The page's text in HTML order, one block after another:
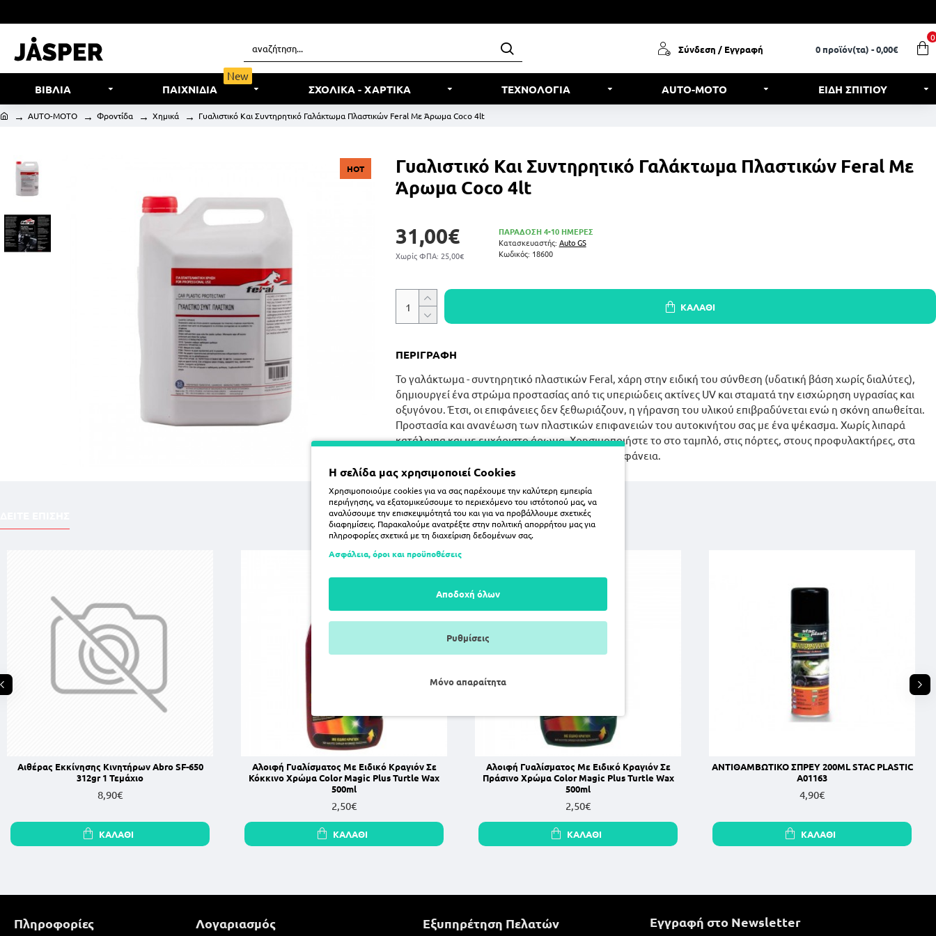
Σύνδεση / Εγγραφή 0 προϊόν(τα) - 0,00€
0
ΒΙΒΛΙΑ ΠΑΙΧΝΙΔΙΑ
New
ΣΧΟΛΙΚΑ - ΧΑΡΤΙΚΑ ΤΕΧΝΟΛΟΓΙΑ AUTO-MOTO ΕΙΔΗ ΣΠΙΤΙΟΥ
AUTO-MOTO Φροντίδα Χημικά Γυαλιστικό Και Συντηρητικό Γαλάκτωμα Πλαστικών Feral Με Άρωμα Coco 4lt
HOT
Γυαλιστικό Και Συντηρητικό Γαλάκτωμα Πλαστικών Feral Με
Άρωμα Coco 4lt
31,00€
Χωρίς ΦΠΑ: 25,00€
ΠΑΡΑΔΟΣΗ 4-10 ΗΜΕΡΕΣ
Κατασκευαστής: Auto GS
Κωδικός: 18600
ΚΑΛΆΘΙ
ΠΕΡΙΓΡΑΦΗ
Το γαλάκτωμα - συντηρητικό πλαστικών Feral, χάρη στην ειδική του σύνθεση (υδατική βάση χωρίς διαλύτες),
δημιουργεί ένα στρώμα προστασίας από τις υπεριώδεις ακτίνες UV και σταματά την εισχώρηση υγρασίας και
οξυγόνου. Έτσι, οι επιφάνειες δεν ξεθωριάζουν, η γήρανση του υλικού επιβραδύνεται ενώ η σκόνη απωθείται.
Προστασία και ανανέωση των πλαστικών επιφανειών του αυτοκινήτου σας με ένα ψέκασμα. Χωρίς λιπαρά
κατάλοιπα και με ευχάριστο άρωμα. Χρησιμοποιήστε το στο ταμπλό, στις πόρτες, στους προφυλακτήρες, στα
ελαστικά και σε οποιαδήποτε άλλη πλαστική επιφάνεια.
Αιθέρας Εκκίνησης Κινητήρων Abro SF-650
312gr 1 Τεμάχιο
8,90€
ΚΑΛΆΘΙ
Αλοιφή Γυαλίσματος Με Ειδικό Κραγιόν Σε
Κόκκινο Χρώμα Color Magic Plus Turtle Wax
500ml
2,50€
ΚΑΛΆΘΙ
Αλοιφή Γυαλίσματος Με Ειδικό Κραγιόν Σε
Πράσινο Χρώμα Color Magic Plus Turtle Wax
500ml
2,50€
ΚΑΛΆΘΙ
ΑΝΤΙΘΑΜΒΩΤΙΚΟ ΣΠΡΕΥ 200ML STAC PLASTIC
A01163
4,90€
ΚΑΛΆΘΙ
Πληροφορίες Λογαριασμός Εξυπηρέτηση Πελατών Εγγραφή στο Newsletter
Η σελίδα μας χρησιμοποιεί Cookies
Χρησιμοποιούμε cookies για να σας παρέχουμε την καλύτερη εμπειρία
περιήγησης, να εξατομικεύσουμε το περιεχόμενο του ιστότοπού μας, να
αναλύσουμε την επισκεψιμότητά του και για να προβάλλουμε σχετικές
διαφημίσεις. Παρακαλούμε ανατρέξτε στην πολιτική απορρήτου μας για
πληροφορίες σχετικά με τη διαχείριση δεδομένων σας.
Ασφάλεια, όροι και προϋποθέσεις
Αποδοχή όλων
Ρυθμίσεις
Μόνο απαραίτητα